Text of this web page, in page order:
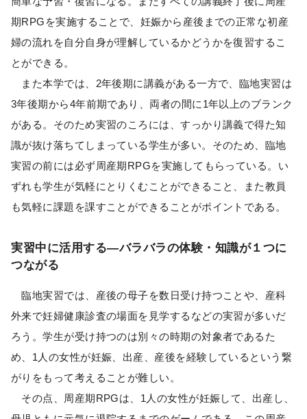
期RPGを実施することで、妊娠から産後までの正常な初産
婦の流れを自分自身が理解しているかどうかを復習するこ
とができる。
また本学では、2年後期に講義がある一方で、臨地実習は
3年後期から4年前期であり、両者の間に1年以上のブランク
がある。そのため実習のころには、すっかり講義で得た知
識が抜け落ちてしまっている学生が多い。そのため、臨地
実習の前には必ず周産期RPGを実施してもらっている。い
ずれも学生が気軽にとりくむことができること、また教員
も気軽に課題を課すことができることがポイントである。
実習中に活用する―バラバラの体験・知識が１つに
つながる
臨地実習では、産後の母子を数日受け持つことや、産科
外来で妊婦健康診査の場面を見学するなどの実習が多いだ
ろう。学生が受け持つのは別々の時期の対象者であるた
め、1人の女性が妊娠、出産、産後を経験しているという繋
がりをもって考えることが難しい。
その点、周産期RPGは、1人の女性が妊娠して、出産し、